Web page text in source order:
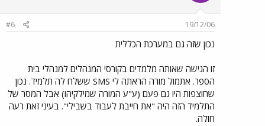
19/12/06
#6
נכון שזה גם במערכת הכללית
זו הגישה שאותה מלמדים בקורסי המנהלים למנהלי בית
הספר. אתמול מורה הראתה לי SMS ששלח לה תלמיד. נכון
שחוצפות היו גם פעם (ע"ע המורה שמילקיהו) אבל המסר של
התלמיד הזה היה "את חייבת לעבוד בשבילי". בעיני זאת רעה
חולה.